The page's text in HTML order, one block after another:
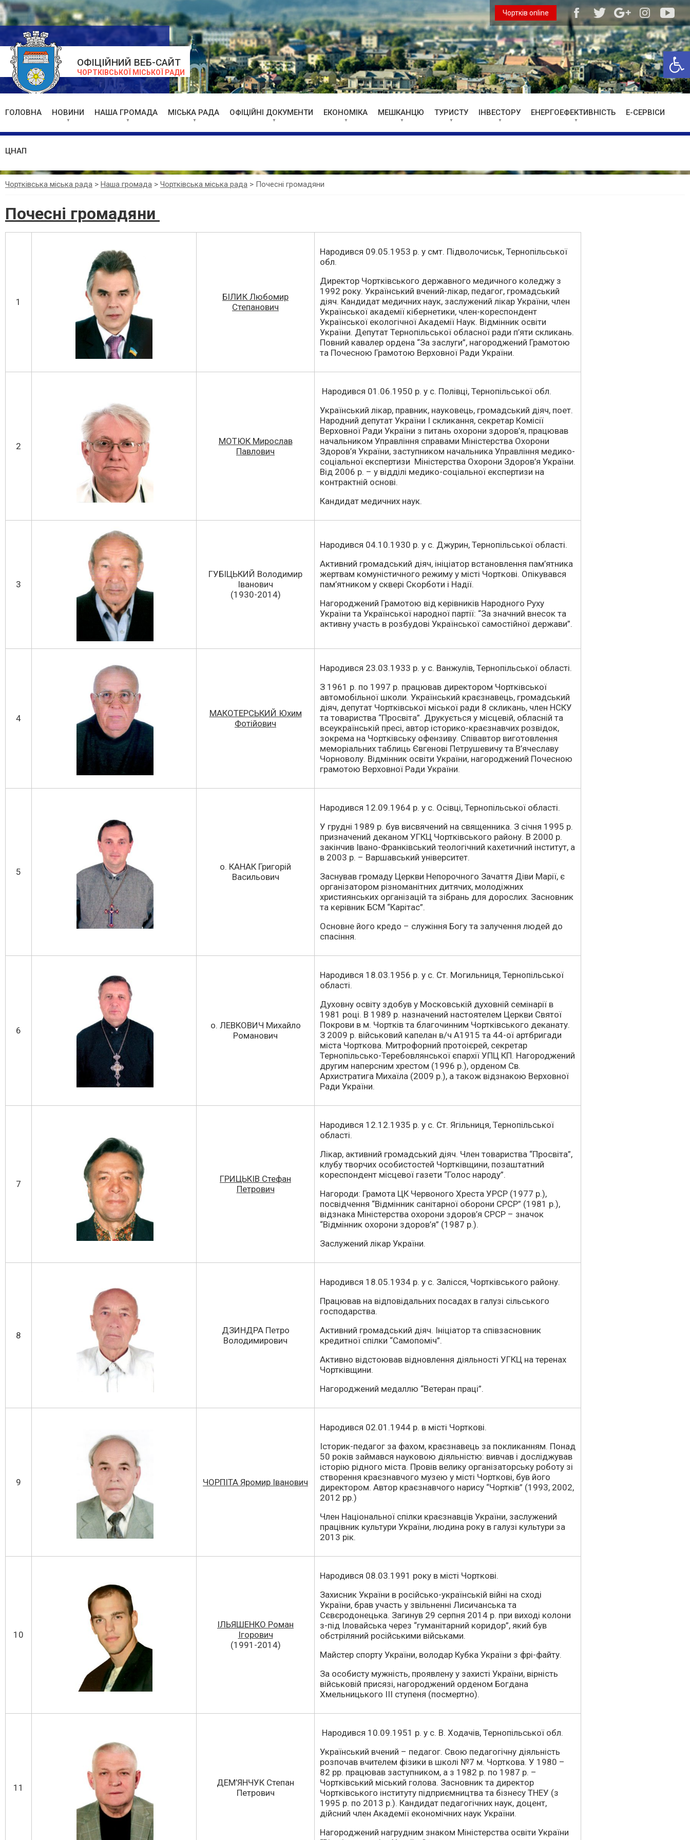
ОФІЦІЙНИЙ ВЕБ-САЙТ
ЧОРТКІВСЬКОЇ МІСЬКОЇ РАДИ
Чортків online
ГОЛОВНА НОВИНИ НАША ГРОМАДА МІСЬКА РАДА ОФІЦІЙНІ ДОКУМЕНТИ ЕКОНОМІКА МЕШКАНЦЮ ТУРИСТУ ІНВЕСТОРУ ЕНЕРГОЕФЕКТИВНІСТЬ Е-СЕРВІСИ
ЦНАП
Чортківська міська рада > Наша громада > Чортківська міська рада > Почесні громадяни
Почесні громадяни
1
БІЛИК Любомир
Степанович
Народився 09.05.1953 р. у смт. Підволочиськ, Тернопільської
обл.
Директор Чортківського державного медичного коледжу з
1992 року. Український вчений-лікар, педагог, громадський
діяч. Кандидат медичних наук, заслужений лікар України, член
Української академії кібернетики, член-кореспондент
Української екологічної Академії Наук. Відмінник освіти
України. Депутат Тернопільської обласної ради п’яти скликань.
Повний кавалер ордена “За заслуги”, нагороджений Грамотою
та Почесною Грамотою Верховної Ради України.
2
МОТЮК Мирослав
Павлович
Народився 01.06.1950 р. у с. Полівці, Тернопільської обл.
Український лікар, правник, науковець, громадський діяч, поет.
Народний депутат України І скликання, секретар Комісії
Верховної Ради України з питань охорони здоров’я, працював
начальником Управління справами Міністерства Охорони
Здоров’я України, заступником начальника Управління медико-
соціальної експертизи Міністерства Охорони Здоров’я України.
Від 2006 р. – у відділі медико-соціальної експертизи на
контрактній основі.
Кандидат медичних наук.
3
ГУБІЦЬКИЙ Володимир
Іванович
(1930-2014)
Народився 04.10.1930 р. у с. Джурин, Тернопільської області.
Активний громадський діяч, ініціатор встановлення пам’ятника
жертвам комуністичного режиму у місті Чорткові. Опікувався
пам’ятником у сквері Скорботи і Надії.
Нагороджений Грамотою від керівників Народного Руху
України та Української народної партії: “За значний внесок та
активну участь в розбудові Української самостійної держави”.
4
МАКОТЕРСЬКИЙ Юхим
Фотійович
Народився 23.03.1933 р. у с. Ванжулів, Тернопільської області.
З 1961 р. по 1997 р. працював директором Чортківської
автомобільної школи. Український краєзнавець, громадський
діяч, депутат Чортківської міської ради 8 скликань, член НСКУ
та товариства “Просвіта”. Друкується у місцевій, обласній та
всеукраїнській пресі, автор історико-краєзнавчих розвідок,
зокрема на Чортківську офензиву. Співавтор виготовлення
меморіальних таблиць Євгенові Петрушевичу та В’ячеславу
Чорноволу. Відмінник освіти України, нагороджений Почесною
грамотою Верховної Ради України.
5
о. КАНАК Григорій
Васильович
Народився 12.09.1964 р. у с. Осівці, Тернопільської області.
У грудні 1989 р. був висвячений на священника. З січня 1995 р.
призначений деканом УГКЦ Чортківського району. В 2000 р.
закінчив Івано-Франківський теологічний кахетичний інститут, а
в 2003 р. – Варшавський університет.
Заснував громаду Церкви Непорочного Зачаття Діви Марії, є
організатором різноманітних дитячих, молодіжних
християнських організацій та зібрань для дорослих. Засновник
та керівник БСМ “Карітас”.
Основне його кредо – служіння Богу та залучення людей до
спасіння.
6
о. ЛЕВКОВИЧ Михайло
Романович
Народився 18.03.1956 р. у с. Ст. Могильниця, Тернопільської
області.
Духовну освіту здобув у Московській духовній семінарії в
1981 році. В 1989 р. назначений настоятелем Церкви Святої
Покрови в м. Чортків та благочинним Чортківського деканату.
З 2009 р. військовий капелан в/ч А1915 та 44-ої артбригади
міста Чорткова. Митрофорний протоієрей, секретар
Тернопільсько-Теребовлянської єпархії УПЦ КП. Нагороджений
другим наперсним хрестом (1996 р.), орденом Св.
Архистратига Михаїла (2009 р.), а також відзнакою Верховної
Ради України.
7
ГРИЦЬКІВ Стефан
Петрович
Народився 12.12.1935 р. у с. Ст. Ягільниця, Тернопільської
області.
Лікар, активний громадський діяч. Член товариства “Просвіта”,
клубу творчих особистостей Чортківщини, позаштатний
кореспондент місцевої газети “Голос народу”.
Нагороди: Грамота ЦК Червоного Хреста УРСР (1977 р.),
посвідчення “Відмінник санітарної оборони СРСР” (1981 р.),
відзнака Міністерства охорони здоров’я СРСР – значок
“Відмінник охорони здоров’я” (1987 р.).
Заслужений лікар України.
8
ДЗИНДРА Петро
Володимирович
Народився 18.05.1934 р. у с. Залісся, Чортківського району.
Працював на відповідальних посадах в галузі сільського
господарства.
Активний громадський діяч. Ініціатор та співзасновник
кредитної спілки “Самопоміч”.
Активно відстоював відновлення діяльності УГКЦ на теренах
Чортківщини.
Нагороджений медаллю “Ветеран праці”.
9 ЧОРПІТА Яромир Іванович
Народився 02.01.1944 р. в місті Чорткові.
Історик-педагог за фахом, краєзнавець за покликанням. Понад
50 років займався науковою діяльністю: вивчав і досліджував
історію рідного міста. Провів велику організаторську роботу зі
створення краєзнавчого музею у місті Чорткові, був його
директором. Автор краєзнавчого нарису “Чортків” (1993, 2002,
2012 рр.)
Член Національної спілки краєзнавців України, заслужений
працівник культури України, людина року в галузі культури за
2013 рік.
10
ІЛЬЯШЕНКО Роман
Ігорович
(1991-2014)
Народився 08.03.1991 року в місті Чорткові.
Захисник України в російсько-українській війні на сході
України, брав участь у звільненні Лисичанська та
Сєвєродонецька. Загинув 29 серпня 2014 р. при виході колони
з-під Іловайська через “гуманітарний коридор”, який був
обстріляний російськими військами.
Майстер спорту України, володар Кубка України з фрі-файту.
За особисту мужність, проявлену у захисті України, вірність
військовій присязі, нагороджений орденом Богдана
Хмельницького ІІІ ступеня (посмертно).
11
ДЕМ’ЯНЧУК Степан
Петрович
Народився 10.09.1951 р. у с. В. Ходачів, Тернопільської обл.
Український вчений – педагог. Свою педагогічну діяльність
розпочав вчителем фізики в школі №7 м. Чорткова. У 1980 –
82 рр. працював заступником, а з 1982 р. по 1987 р. –
Чортківський міський голова. Засновник та директор
Чортківського інституту підприємництва та бізнесу ТНЕУ (з
1995 р. по 2013 р.). Кандидат педагогічних наук, доцент,
дійсний член Академії економічних наук України.
Нагороджений нагрудним знаком Міністерства освіти України